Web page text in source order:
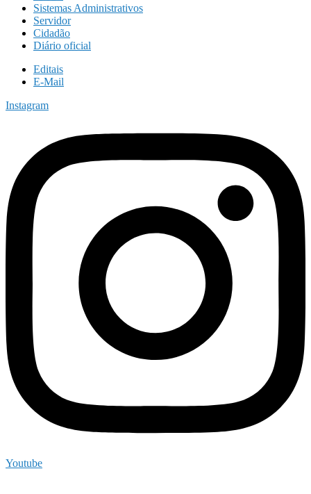
Sistemas Administrativos
Servidor
Cidadão
Diário oficial
Editais
E-Mail
Instagram
Youtube